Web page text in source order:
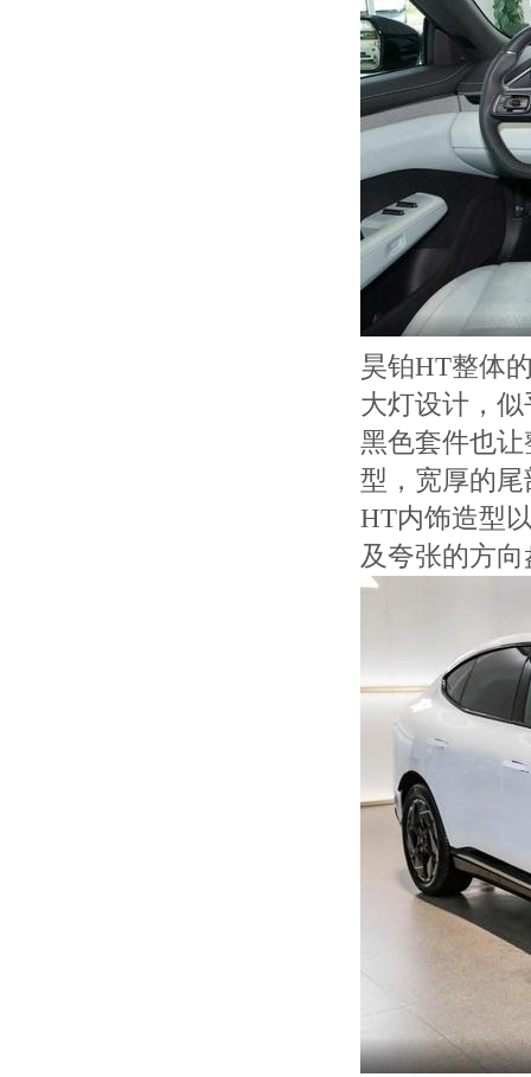
昊铂HT整体
大灯设计，
黑色套件也
型，宽厚的
HT内饰造型
及夸张的方